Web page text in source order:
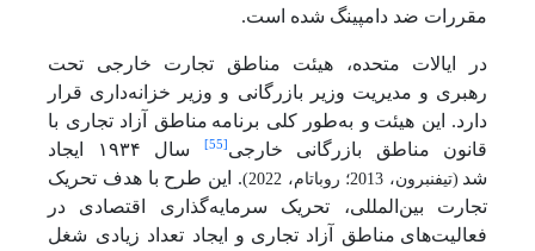
مقررات ضد دامپینگ شده است.
در ایالات متحده، هیئت مناطق تجارت خارجی تحت
رهبری و مدیریت وزیر بازرگانی و وزیر خزانه‌داری قرار
دارد. این هیئت و به‌طور کلی برنامه مناطق آزاد تجاری با
قانون مناطق بازرگانی خارجی [55]
سال ۱۹۳۴ ایجاد
شد (تیفنبرون، 2013؛ روباتام، 2022)
. این طرح با هدف تحریک
تجارت بین‌المللی، تحریک سرمایه‌گذاری اقتصادی در
فعالیت‌های مناطق آزاد تجاری و ایجاد تعداد زیادی شغل